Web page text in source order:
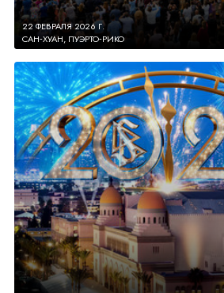
22 ФЕВРАЛЯ 2026 Г.
САН‑ХУАН, ПУЭРТО‑РИКО